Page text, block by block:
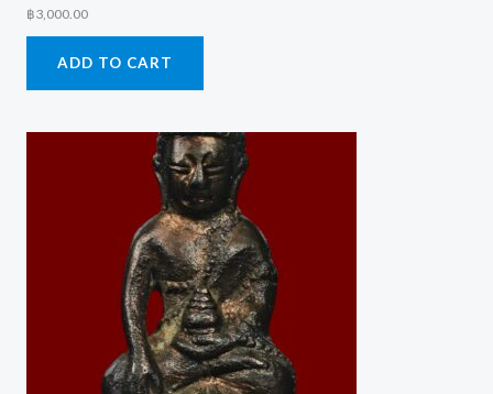
฿3,000.00
ADD TO CART